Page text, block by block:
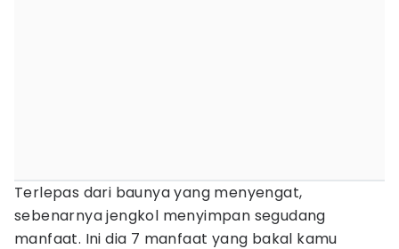
Terlepas dari baunya yang menyengat,
sebenarnya jengkol menyimpan segudang
manfaat. Ini dia 7 manfaat yang bakal kamu